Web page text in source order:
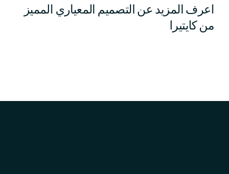
اعرف المزيد عن التصميم المعياري المميز
من كايتيرا